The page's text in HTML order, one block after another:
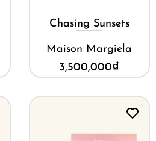
Chasing Sunsets
Maison Margiela
3,500,000₫